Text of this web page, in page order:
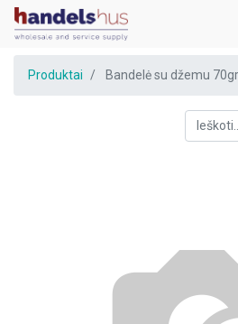
Produktai Bandelė su džemu